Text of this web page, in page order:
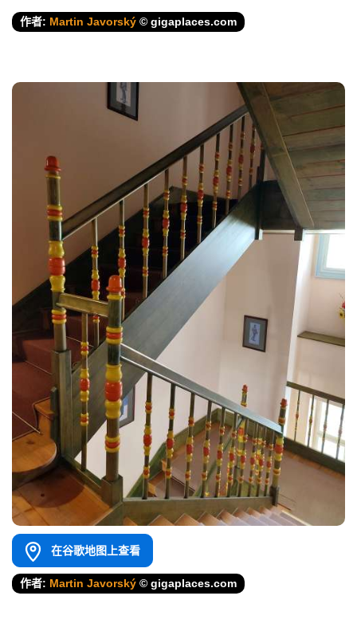
作者: Martin Javorský © gigaplaces.com
在谷歌地图上查看
作者: Martin Javorský © gigaplaces.com